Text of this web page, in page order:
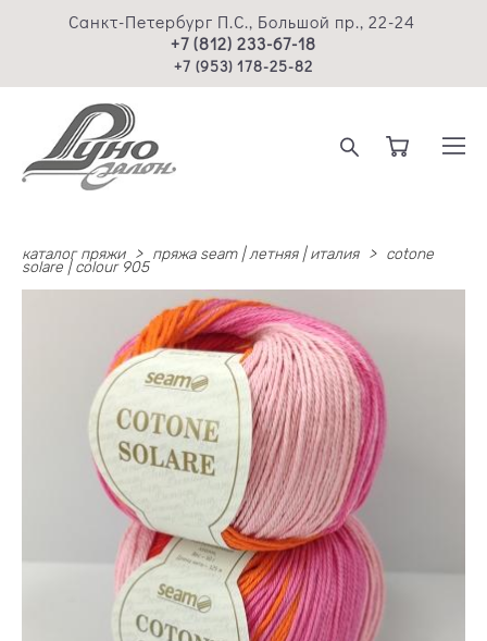
Санкт-Петербург П.С., Большой пр., 22-24
+7 (812) 233-67-18
+7 (953) 178-25-82
каталог пряжи > пряжа seam | летняя | италия >
cotone
solare | colour 905